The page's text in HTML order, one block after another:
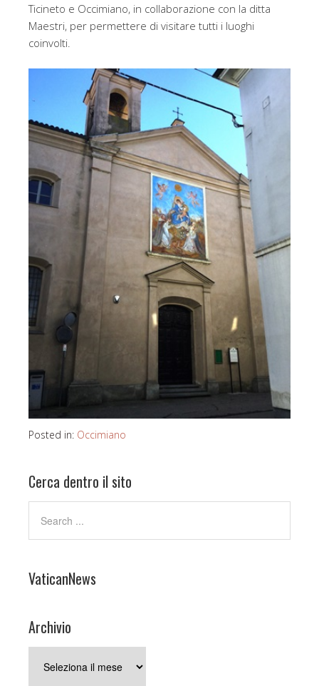
Ticineto e Occimiano, in collaborazione con la ditta
Maestri, per permettere di visitare tutti i luoghi
coinvolti.
Posted in: Occimiano
Cerca dentro il sito
VaticanNews
Archivio